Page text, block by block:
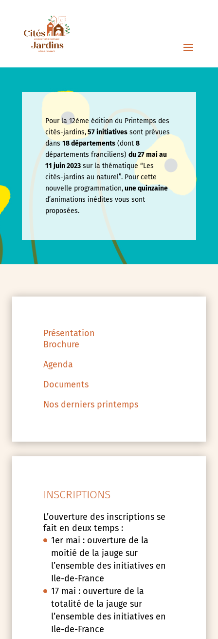
Pour la 12ème édition du Printemps des
cités-jardins,57 initiativessont prévues
dans18 départements(dont 8
départements franciliens) du 27 mai au
11 juin2023sur la thématique “Les
cités-jardins au naturel”. Pour cette
nouvelle programmation,une quinzaine
d’animations inédites vous sont
proposées.
Présentation
Brochure
Agenda
Documents
Nos derniers printemps
INSCRIPTIONS
L’ouverture des inscriptions se
fait en deux temps :
1er mai : ouverture de la
moitié de la jauge sur
l’ensemble des initiatives en
Ile-de-France
17 mai : ouverture de la
totalité de la jauge sur
l’ensemble des initiatives en
Ile-de-France